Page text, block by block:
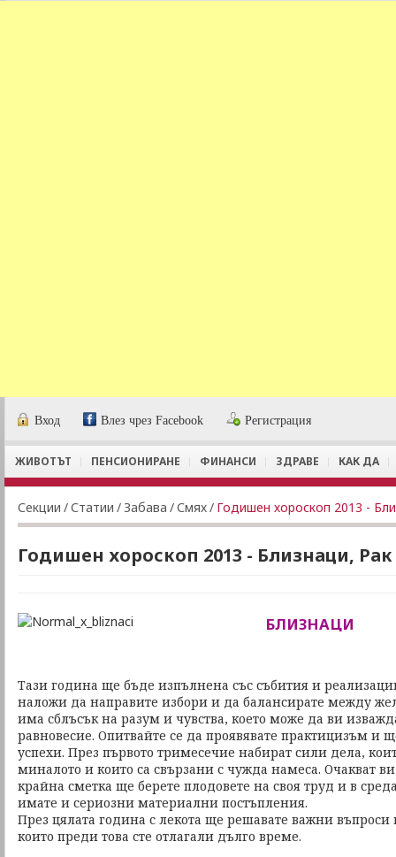
Вход Влез чрез Facebook Регистрация
ЖИВОТЪТ ПЕНСИОНИРАНЕ ФИНАНСИ ЗДРАВЕ КАК ДА
Секции /Статии / Забава /Смях/ Годишен хороскоп 2013 -
Годишен хороскоп 2013 - Близнаци, Рак
БЛИЗНАЦИ
Тази година ще бъде изпълнена със събития и
наложи да направите избори и да балансирате между
има сблъсък на разум и чувства, което може да ви
равновесие. Опитвайте се да проявявате практицизъм и
успехи. През първото тримесечие набират сили дела,
миналото и които са свързани с чужда намеса. Очакват
крайна сметка ще берете плодовете на своя труд и в
имате и сериозни материални постъпления.
През цялата година с лекота ще решавате важни
които преди това сте отлагали дълго време.